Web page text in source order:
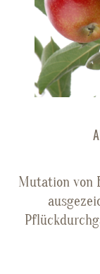
Mutation von